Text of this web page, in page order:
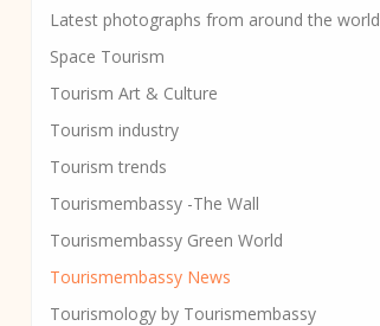
Latest photographs from around the world
Space Tourism
Tourism Art & Culture
Tourism industry
Tourism trends
Tourismembassy -The Wall
Tourismembassy Green World
Tourismembassy News
Tourismology by Tourismembassy